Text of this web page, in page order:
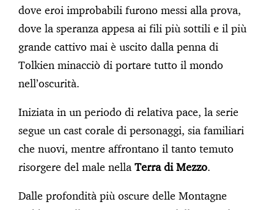
dove eroi improbabili furono messi alla prova,
dove la speranza appesa ai fili più sottili e il più
grande cattivo mai è uscito dalla penna di
Tolkien minacciò di portare tutto il mondo
nell’oscurità.
Iniziata in un periodo di relativa pace, la serie
segue un cast corale di personaggi, sia familiari
che nuovi, mentre affrontano il tanto temuto
risorgere del male nella Terra di Mezzo.
Dalle profondità più oscure delle Montagne